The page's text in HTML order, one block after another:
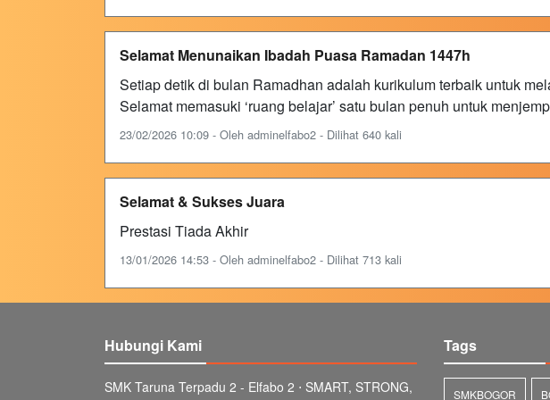
Selamat Menunaikan Ibadah Puasa Ramadan 1447h
Setiap detik di bulan Ramadhan adalah kurikulum terbaik untuk
Selamat memasuki ‘ruang belajar’ satu bulan penuh untuk
23/02/2026 10:09 - Oleh adminelfabo2 - Dilihat 640 kali
Selamat & Sukses Juara
Prestasi Tiada Akhir
13/01/2026 14:53 - Oleh adminelfabo2 - Dilihat 713 kali
Hubungi Kami
SMK Taruna Terpadu 2 - Elfabo 2 ⋅ SMART, STRONG,
Tags
SMKBOGOR